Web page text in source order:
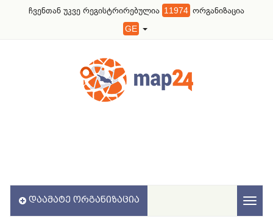
ჩვენთან უკვე რეგისტრირებულია 11974 ორგანიზაცია
GE
ᲓᲐᲐᲛᲐᲢᲔ ᲝᲠᲒᲐᲜᲘᲖᲐᲪᲘᲐ